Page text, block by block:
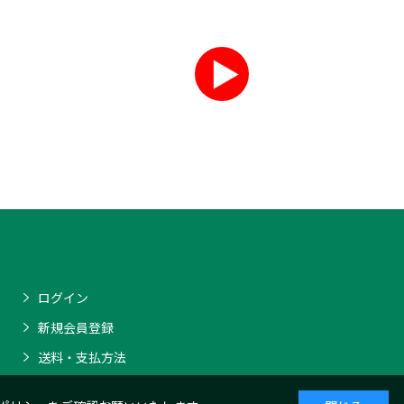
ログイン
新規会員登録
送料・支払方法